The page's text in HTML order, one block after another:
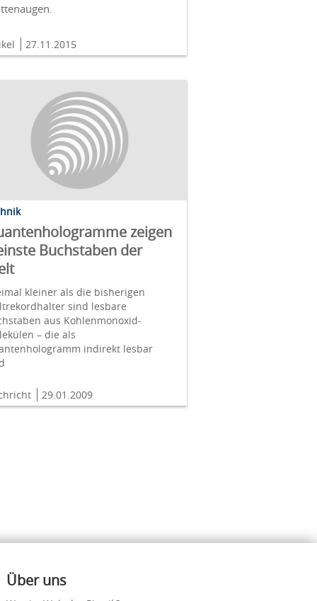
27.11.2015
zeigen
Buchstaben der
kleiner als die bisherigen
sind lesbare
aus Kohlenmonoxid-
– die als
indirekt lesbar
29.01.2009
Über uns